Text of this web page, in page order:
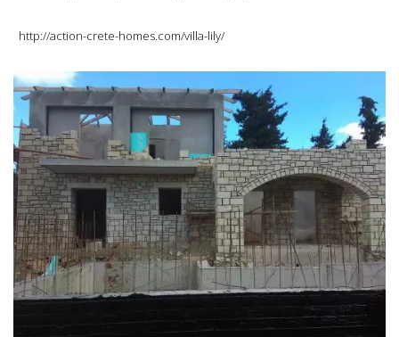
http://action-crete-homes.com/villa-lily/